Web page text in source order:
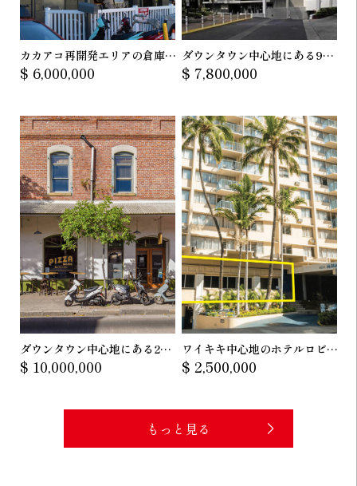
カカアコ再開発エリアの倉庫型
商業物件
$ 6,000,000
ダウンタウン中心地にある9階
建オフィスビル
$ 7,800,000
ダウンタウン中心地にある2階
建商用不動産
$ 10,000,000
ワイキキ中心地のホテルロビー
階レストランスペース
$ 2,500,000
もっと見る